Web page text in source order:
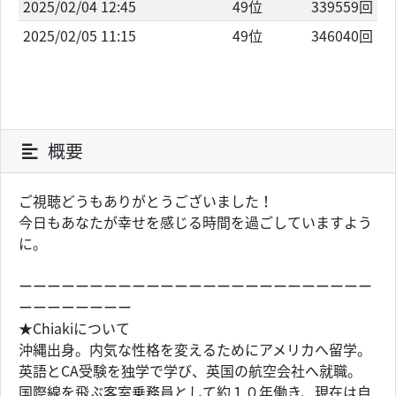
2025/02/04 12:45 49位
339559回
2025/02/05 11:15
49位 346040回
概要
ご視聴どうもありがとうございました！
今日もあなたが幸せを感じる時間を過ごしていますよう
に。
ーーーーーーーーーーーーーーーーーーーーーーーーー
ーーーーーーーー
★Chiakiについて
沖縄出身。内気な性格を変えるためにアメリカへ留学。
英語とCA受験を独学で学び、英国の航空会社へ就職。
国際線を飛ぶ客室乗務員として約１０年働き、現在は自